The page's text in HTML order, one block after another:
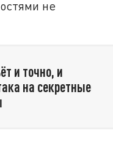
не
и точно, и
на секретные